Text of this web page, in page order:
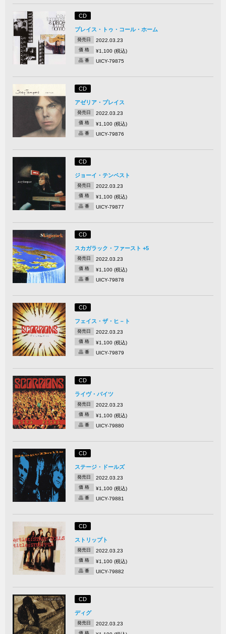
CD
プレイス・トゥ・コール・ホーム
発売日 2022.03.23
価 格 ¥1,100 (税込)
品 番 UICY-79875
CD
アゼリア・プレイス
発売日 2022.03.23
価 格 ¥1,100 (税込)
品 番 UICY-79876
CD
ジョーイ・テンペスト
発売日 2022.03.23
価 格 ¥1,100 (税込)
品 番 UICY-79877
CD
スカガラック・ファースト +5
発売日 2022.03.23
価 格 ¥1,100 (税込)
品 番 UICY-79878
CD
フェイス・ザ・ヒ－ト
発売日 2022.03.23
価 格 ¥1,100 (税込)
品 番 UICY-79879
CD
ライヴ・バイツ
発売日 2022.03.23
価 格 ¥1,100 (税込)
品 番 UICY-79880
CD
ステージ・ドールズ
発売日 2022.03.23
価 格 ¥1,100 (税込)
品 番 UICY-79881
CD
ストリップト
発売日 2022.03.23
価 格 ¥1,100 (税込)
品 番 UICY-79882
CD
ディグ
発売日 2022.03.23